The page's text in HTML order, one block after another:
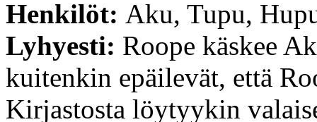
Henkilöt: Aku, Tupu,
Lyhyesti: Roope käskee
kuitenkin epäilevät, että
Kirjastosta löytyykin